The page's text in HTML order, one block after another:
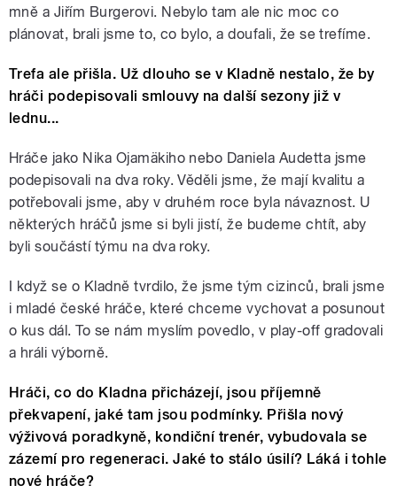
mně a Jiřím Burgerovi. Nebylo tam ale nic moc co
plánovat, brali jsme to, co bylo, a doufali, že se trefíme.
Trefa ale přišla. Už dlouho se v Kladně nestalo, že by
hráči podepisovali smlouvy na další sezony již v
lednu...
Hráče jako Nika Ojamäkiho nebo Daniela Audetta jsme
podepisovali na dva roky. Věděli jsme, že mají kvalitu a
potřebovali jsme, aby v druhém roce byla návaznost. U
některých hráčů jsme si byli jistí, že budeme chtít, aby
byli součástí týmu na dva roky.
I když se o Kladně tvrdilo, že jsme tým cizinců, brali jsme
i mladé české hráče, které chceme vychovat a posunout
o kus dál. To se nám myslím povedlo, v play-off gradovali
a hráli výborně.
Hráči, co do Kladna přicházejí, jsou příjemně
překvapení, jaké tam jsou podmínky. Přišla nový
výživová poradkyně, kondiční trenér, vybudovala se
zázemí pro regeneraci. Jaké to stálo úsilí? Láká i tohle
nové hráče?